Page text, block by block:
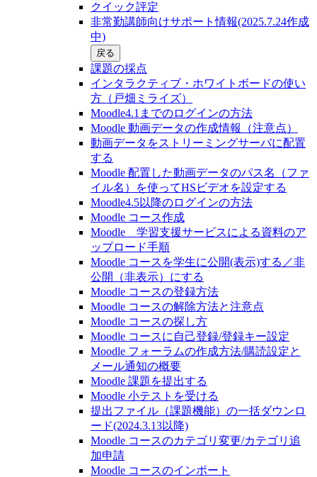
クイック評定
非常勤講師向けサポート情報(2025.7.24作成
中)
戻る
課題の採点
インタラクティブ・ホワイトボードの使い
方（戸畑ミライズ）
Moodle4.1までのログインの方法
Moodle 動画データの作成情報（注意点）
動画データをストリーミングサーバに配置
する
Moodle 配置した動画データのパス名（ファ
イル名）を使ってHSビデオを設定する
Moodle4.5以降のログインの方法
Moodle コース作成
Moodle 学習支援サービスによる資料のア
ップロード手順
Moodle コースを学生に公開(表示)する／非
公開（非表示）にする
Moodle コースの登録⽅法
Moodle コースの解除方法と注意点
Moodle コースの探し⽅
Moodle コースに自己登録/登録キー設定
Moodle フォーラムの作成方法/購読設定と
メール通知の概要
Moodle 課題を提出する
Moodle 小テストを受ける
提出ファイル（課題機能）の一括ダウンロ
ード(2024.3.13以降)
Moodle コースのカテゴリ変更/カテゴリ追
加申請
Moodle コースのインポート